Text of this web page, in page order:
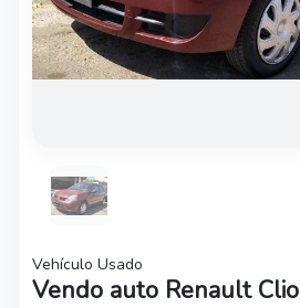
Vehículo Usado
Vendo auto Renault Clio